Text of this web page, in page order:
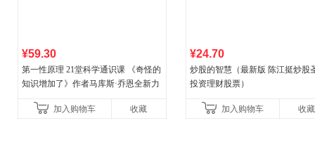
¥59.30
第一性原理 21堂科学通识课 《奇怪的
知识增加了》作者马库斯·乔恩全新力
加入购物车
收藏
¥24.70
炒股的智慧（最新版 陈江挺炒股
投资理财股票）
加入购物车 收藏